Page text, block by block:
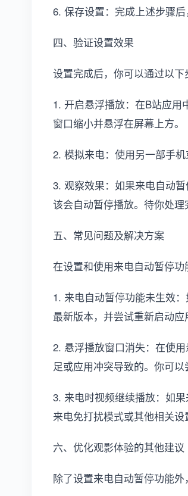
6. 保存设置：完成上述步骤后
四、验证设置效果
设置完成后，你可以通过以下
1. 开启悬浮播放：在B站应用
窗口缩小并悬浮在屏幕上方。
2. 模拟来电：使用另一部手
3. 观察效果：如果来电自动
该会自动暂停播放。待你处
五、常见问题及解决方案
在设置和使用来电自动暂停
1. 来电自动暂停功能未生效
最新版本，并尝试重新启动应
2. 悬浮播放窗口消失：在使
足或应用冲突导致的。你可
3. 来电时视频继续播放：如
来电免打扰模式或其他相关设
六、优化观影体验的其他建议
除了设置来电自动暂停功能